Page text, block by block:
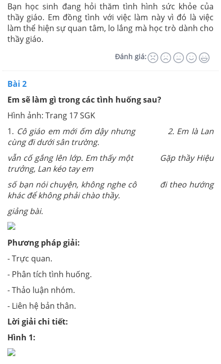
Bạn học sinh đang hỏi thăm tình hình sức khỏe của
thầy giáo. Em đồng tình với việc làm này vì đó là việc
làm thể hiện sự quan tâm, lo lắng mà học trò dành cho
thầy giáo.
Đánh giá:
Bài 2
Em sẽ làm gì trong các tình huống sau?
Hình ảnh: Trang 17 SGK
1. Cô giáo em mới ốm dậy nhưng 2. Em là Lan
cùng đi dưới sân trường.
vẫn cố gắng lên lớp. Em thấy một Gặp thầy Hiệu
trưởng, Lan kéo tay em
số bạn nói chuyện, không nghe cô đi theo hướng
khác để không phải chào thầy.
giảng bài.
Phương pháp giải:
- Trực quan.
- Phân tích tình huống.
- Thảo luận nhóm.
- Liên hệ bản thân.
Lời giải chi tiết:
Hình 1: